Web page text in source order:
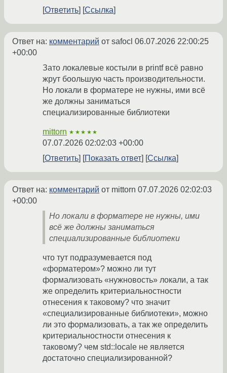
Ответить
Ссылка
Ответ на: комментарий от safocl 06.07.2026 22:00:25
+00:00
Зато локалевые костыли в printf всё равно
жрут боольшую часть производительности.
Но локали в форматере не нужны, ими всё
же должны заниматься
специализированные библиотеки
mittorn ★★★★★
07.07.2026 02:02:03 +00:00
Ответить
Показать ответ Ссылка
Ответ на: комментарий от mittorn 07.07.2026 02:02:03
+00:00
Но локали в форматере не нужны, ими
всё же должны заниматься
специализированные библиотеки
что тут подразумевается под
«форматером»? можно ли тут
формализовать «нужновость» локали, а так
же определить критериальностности
отнесения к таковому? что значит
«специализированные библиотеки», можно
ли это формализовать, а так же определить
критериальностности отнесения к
таковому? чем std::locale не является
достаточно специализированной?